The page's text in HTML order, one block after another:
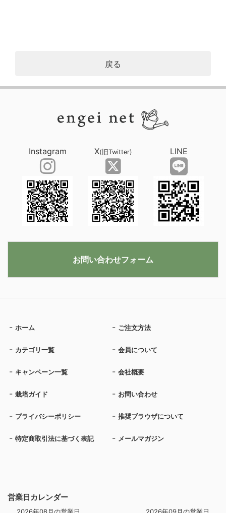
戻る
営業日カレンダー
ホーム ご注文方法
カテゴリ一覧 会員について
キャンペーン一覧 会社概要
栽培ガイド お問い合わせ
プライバシーポリシー 推奨ブラウザについて
特定商取引法に基づく表記 メールマガジン
Instagram X(旧Twitter) LINE
お問い合わせフォーム